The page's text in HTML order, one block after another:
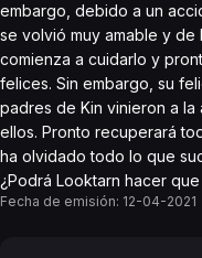
embargo, debido a un
se volvió muy amable y
comienza a cuidarlo y
felices. Sin embargo, su
padres de Kin vinieron a
ellos. Pronto recuperará
ha olvidado todo lo que
¿Podrá Looktarn hacer
Fecha de emisión: 12-04-2021